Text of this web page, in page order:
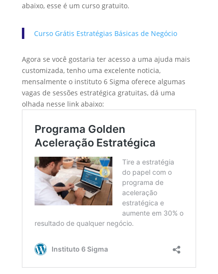
abaixo, esse é um curso gratuito.
Curso Grátis Estratégias Básicas de Negócio
Agora se você gostaria ter acesso a uma ajuda mais
customizada, tenho uma excelente noticia,
mensalmente o instituto 6 Sigma oferece algumas
vagas de sessões estratégica gratuitas, dá uma
olhada nesse link abaixo: